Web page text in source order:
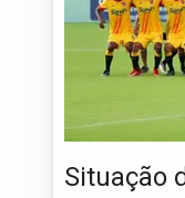
Situação